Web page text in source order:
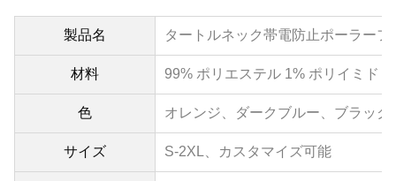
製品名 タートルネック帯電防止ポーラー
材料 99% ポリエステル 1% ポリイミド
色 オレンジ 、ダークブルー、ブラッ
サイズ S-2XL、 カスタマイズ可能